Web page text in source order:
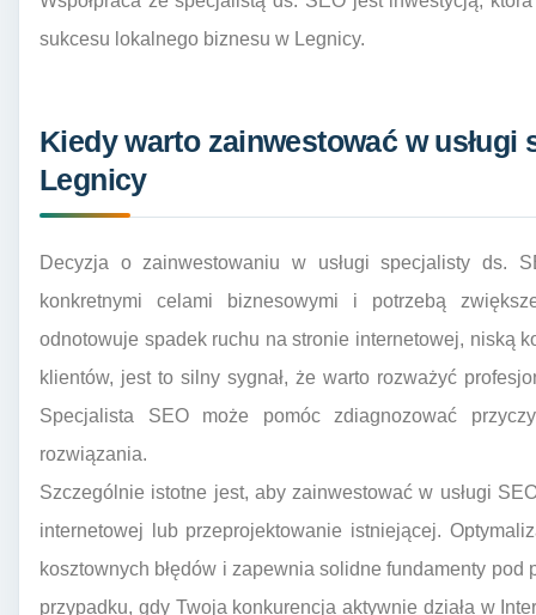
sukcesu lokalnego biznesu w Legnicy.
Kiedy warto zainwestować w usługi
Legnicy
Decyzja o zainwestowaniu w usługi specjalisty ds.
konkretnymi celami biznesowymi i potrzebą
odnotowuje spadek ruchu na stronie internetowej, niską
klientów, jest to silny sygnał, że warto rozważyć
Specjalista SEO może pomóc zdiagnozować
rozwiązania.
Szczególnie istotne jest, aby zainwestować w usługi
internetowej lub przeprojektowanie istniejącej.
kosztownych błędów i zapewnia solidne fundamenty pod
przypadku, gdy Twoja konkurencja aktywnie działa w